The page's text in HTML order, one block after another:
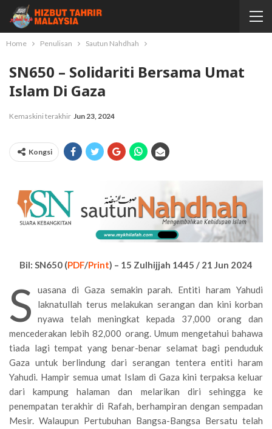
Home Penulisan Sautun Nahdhah
SN650 – Solidariti Bersama Umat
Islam Di Gaza
Kemaskini terakhir Jun 23, 2024
Kongsi
Bil: SN650 (PDF/Print) – 15 Zulhijjah 1445 / 21 Jun 2024
S
uasana di Gaza semakin parah. Entiti haram Yahudi
laknatullah terus melakukan serangan dan kini korban
nyawa telah meningkat kepada 37,000 orang dan
mencederakan lebih 82,000 orang. Umum mengetahui bahawa
tiada lagi tempat yang benar-benar selamat bagi penduduk
Gaza untuk berlindung dari serangan tentera entiti haram
Yahudi. Hampir semua umat Islam di Gaza kini terpaksa keluar
dari kampung halaman dan melarikan diri sehingga ke
penempatan terakhir di Rafah, berhampiran dengan sempadan
Mesir. Walaupun Pertubuhan Bangsa-Bangsa Bersatu telah